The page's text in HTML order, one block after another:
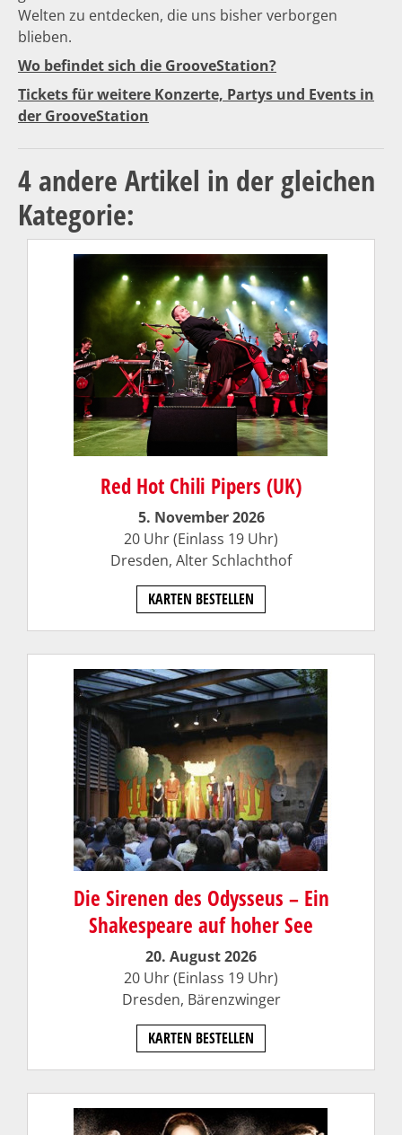
Welten zu entdecken, die uns bisher verborgen
blieben.
Wo befindet sich die GrooveStation?
Tickets für weitere Konzerte, Partys und Events in
der GrooveStation
4 andere Artikel in der gleichen
Kategorie:
Red Hot Chili Pipers (UK)
5. November 2026
20 Uhr (Einlass 19 Uhr)
Dresden, Alter Schlachthof
KARTEN BESTELLEN
Die Sirenen des Odysseus – Ein
Shakespeare auf hoher See
20. August 2026
20 Uhr (Einlass 19 Uhr)
Dresden, Bärenzwinger
KARTEN BESTELLEN